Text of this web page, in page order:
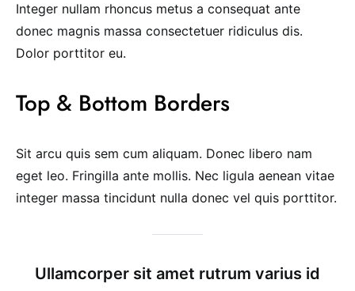
Integer nullam rhoncus metus a consequat ante
donec magnis massa consectetuer ridiculus dis.
Dolor porttitor eu.
Top & Bottom Borders
Sit arcu quis sem cum aliquam. Donec libero nam
eget leo. Fringilla ante mollis. Nec ligula aenean vitae
integer massa tincidunt nulla donec vel quis porttitor.
Ullamcorper sit amet rutrum varius id